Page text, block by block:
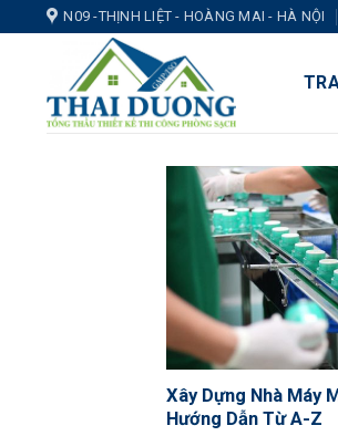
N09 -THỊNH LIỆT - HOÀNG MAI - HÀ NỘI
Xây Dựng Nhà Máy
Hướng Dẫn Từ A-Z